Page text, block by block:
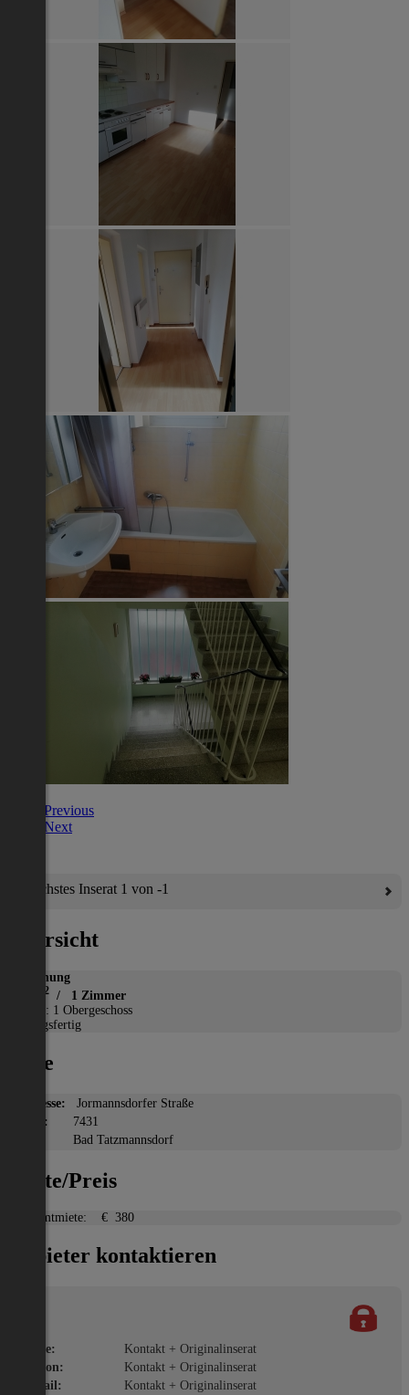
Previous
Next
Nächstes Inserat 1 von -1
Übersicht
Wohnung
2 / 1 Zimmer
Etage: 1 Obergeschoss
Bezugsfertig
Lage
Adresse:
Jormannsdorfer Straße
PLZ:
7431
Bad Tatzmannsdorf
Miete/Preis
Gesamtmiete: € 380
Anbieter kontaktieren
Name:
Kontakt + Originalinserat
Telefon:
Kontakt + Originalinserat
E-Mail:
Kontakt + Originalinserat